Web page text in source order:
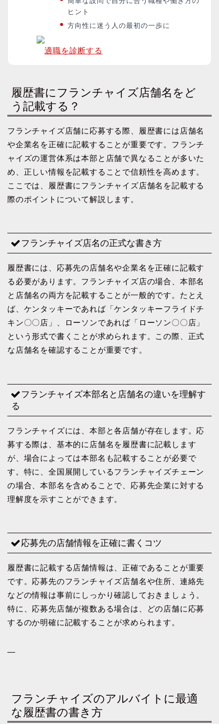
ヒント
方向性に迷う人の最初の一歩に
適職を診断する
履歴書にフランチャイズ店舗名をど
う記載する？
フランチャイズ店舗に応募する際、履歴書には店舗名
や企業名を正確に記載することが重要です。フランチ
ャイズの運営体系は本部と店舗で異なることが多いた
め、正しい情報を記載することで信頼性を高めます。
ここでは、履歴書にフランチャイズ店舗名を記載する
際のポイントについて解説します。
フランチャイズ店名の正式な書き方
履歴書には、応募先の店舗名や企業名を正確に記載す
る必要があります。フランチャイズ店の場合、本部名
と店舗名の両方を記載することが一般的です。たとえ
ば、ケンタッキーであれば「ケンタッキーフライドチ
キン〇〇店」、ローソンであれば「ローソン〇〇店」
という形式で書くことが求められます。この際、正式
な店舗名を確認することが重要です。
フランチャイズ本部名と店舗名の違いを理解す
る
フランチャイズには、本部と各店舗が存在します。応
募する際は、基本的に店舗名を履歴書に記載します
が、場合によっては本部名も記載することが必要で
す。特に、全国展開しているフランチャイズチェーン
の場合、本部名を含めることで、応募先企業に対する
理解度を示すことができます。
応募先の店舗情報を正確に書くコツ
履歴書に記載する店舗情報は、正確であることが重要
です。応募先のフランチャイズ店舗名や住所、連絡先
などの情報は事前にしっかり確認しておきましょう。
特に、応募先店舗が複数ある場合は、どの店舗に応募
するのか明確に記載することが求められます。
—
フランチャイズのアルバイトに最適
な履歴書の書き方